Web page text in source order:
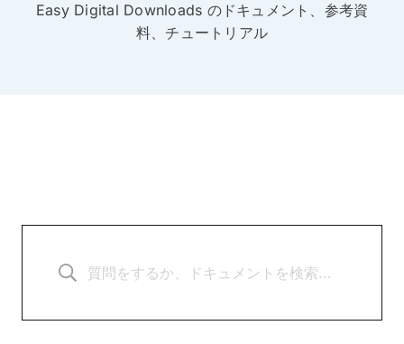
Easy Digital Downloads のドキュメント、参考資
料、チュートリアル